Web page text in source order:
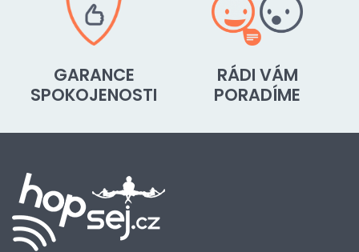
GARANCE
SPOKOJENOSTI
RÁDI VÁM
PORADÍME